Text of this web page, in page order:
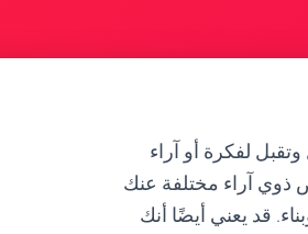
لفكرة أو آراء
ذوي آراء مختلفة عنك
قد يعني أيضًا أنك